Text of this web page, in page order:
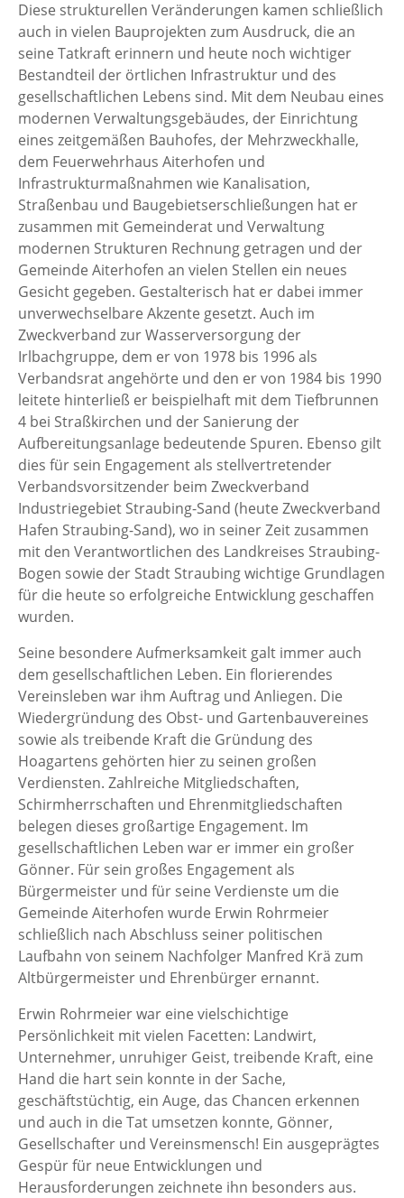
Diese strukturellen Veränderungen kamen schließlich
auch in vielen Bauprojekten zum Ausdruck, die an
seine Tatkraft erinnern und heute noch wichtiger
Bestandteil der örtlichen Infrastruktur und des
gesellschaftlichen Lebens sind. Mit dem Neubau eines
modernen Verwaltungsgebäudes, der Einrichtung
eines zeitgemäßen Bauhofes, der Mehrzweckhalle,
dem Feuerwehrhaus Aiterhofen und
Infrastrukturmaßnahmen wie Kanalisation,
Straßenbau und Baugebietserschließungen hat er
zusammen mit Gemeinderat und Verwaltung
modernen Strukturen Rechnung getragen und der
Gemeinde Aiterhofen an vielen Stellen ein neues
Gesicht gegeben. Gestalterisch hat er dabei immer
unverwechselbare Akzente gesetzt. Auch im
Zweckverband zur Wasserversorgung der
Irlbachgruppe, dem er von 1978 bis 1996 als
Verbandsrat angehörte und den er von 1984 bis 1990
leitete hinterließ er beispielhaft mit dem Tiefbrunnen
4 bei Straßkirchen und der Sanierung der
Aufbereitungsanlage bedeutende Spuren. Ebenso gilt
dies für sein Engagement als stellvertretender
Verbandsvorsitzender beim Zweckverband
Industriegebiet Straubing-Sand (heute Zweckverband
Hafen Straubing-Sand), wo in seiner Zeit zusammen
mit den Verantwortlichen des Landkreises Straubing-
Bogen sowie der Stadt Straubing wichtige Grundlagen
für die heute so erfolgreiche Entwicklung geschaffen
wurden.
Seine besondere Aufmerksamkeit galt immer auch
dem gesellschaftlichen Leben. Ein florierendes
Vereinsleben war ihm Auftrag und Anliegen. Die
Wiedergründung des Obst- und Gartenbauvereines
sowie als treibende Kraft die Gründung des
Hoagartens gehörten hier zu seinen großen
Verdiensten. Zahlreiche Mitgliedschaften,
Schirmherrschaften und Ehrenmitgliedschaften
belegen dieses großartige Engagement. Im
gesellschaftlichen Leben war er immer ein großer
Gönner. Für sein großes Engagement als
Bürgermeister und für seine Verdienste um die
Gemeinde Aiterhofen wurde Erwin Rohrmeier
schließlich nach Abschluss seiner politischen
Laufbahn von seinem Nachfolger Manfred Krä zum
Altbürgermeister und Ehrenbürger ernannt.
Erwin Rohrmeier war eine vielschichtige
Persönlichkeit mit vielen Facetten: Landwirt,
Unternehmer, unruhiger Geist, treibende Kraft, eine
Hand die hart sein konnte in der Sache,
geschäftstüchtig, ein Auge, das Chancen erkennen
und auch in die Tat umsetzen konnte, Gönner,
Gesellschafter und Vereinsmensch! Ein ausgeprägtes
Gespür für neue Entwicklungen und
Herausforderungen zeichnete ihn besonders aus.